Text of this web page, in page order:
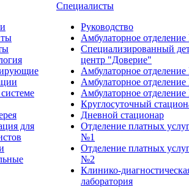
для
Специалисты
Руководство
Амбулаторное
Специализированный
центр "Доверие"
Амбулаторное
Амбулаторное
Амбулаторное
Круглосуточный
Дневной стационар
Отделение платных
№1
Отделение платных
№2
Клинико-
лаборатория